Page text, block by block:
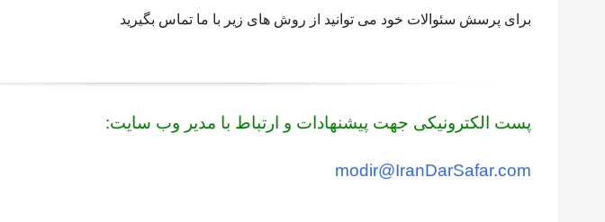
برای پرسش سئوالات خود می توانید از روش های زیر با ما تماس بگیرید
پست الکترونیکی جهت پیشنهادات و ارتباط با مدیر وب سایت:
modir@IranDarSafar.com